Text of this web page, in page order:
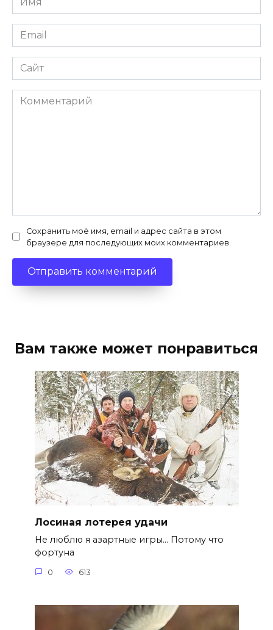
*
Email
*
Сайт
Комментарий
Сохранить моё имя, email и адрес сайта в этом
браузере для последующих моих комментариев.
Вам также может понравиться
Лосиная лотерея удачи
Не люблю я азартные игры… Потому что
фортуна
0 613